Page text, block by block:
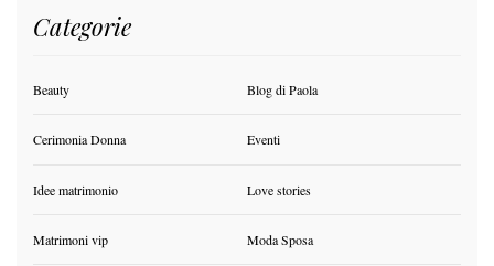
Categorie
Beauty Blog di Paola
Cerimonia Donna Eventi
Idee matrimonio Love stories
Matrimoni vip Moda Sposa